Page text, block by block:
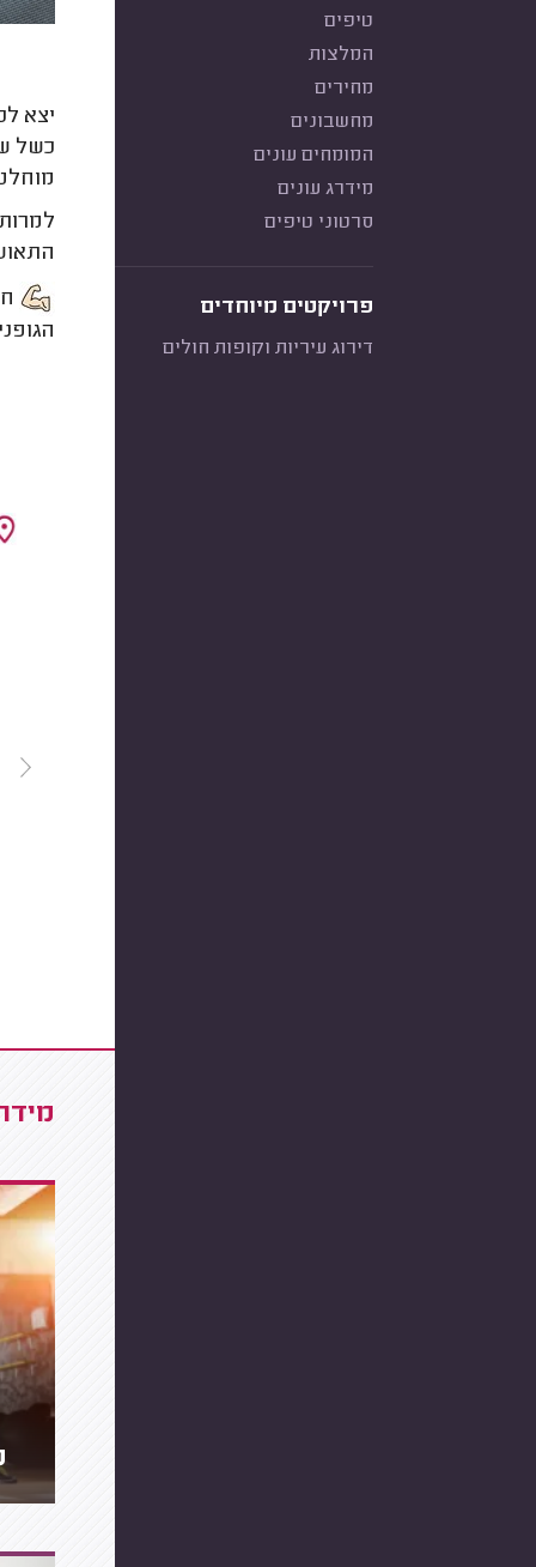
טיפים
המלצות
מחירים
מחשבונים
המומחים עונים
מידרג עונים
סרטוני טיפים
פרויקטים מיוחדים
דירוג עיריות וקופות חולים
יצא
כשל